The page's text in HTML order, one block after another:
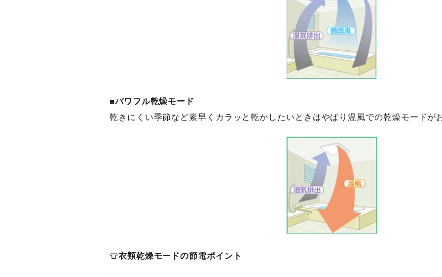
■パワフル乾燥モード
乾きにくい季節など素早くカラッと乾かしたいときはやぱり温風での乾燥モードが
👕衣類乾燥モードの節電ポイント